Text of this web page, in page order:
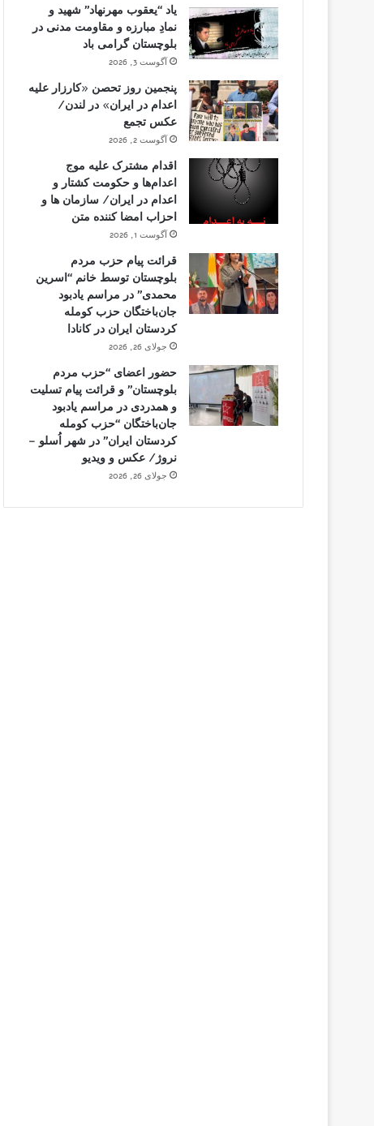
یاد “یعقوب مهرنهاد” شهید و
نمادِ مبارزه و مقاومت مدنی در
بلوچستان گرامی باد
آگوست 3, 2026
پنجمین روز تحصن «کارزار علیه
اعدام در ایران» در لندن/
عکس تجمع
آگوست 2, 2026
اقدام مشترک علیه موج
اعدام‌ها و حکومت کشتار و
اعدام در ایران/ سازمان ها و
احزاب امضا کننده متن
آگوست 1, 2026
قرائت پیام حزب مردم
بلوچستان توسط خانم “اسرین
محمدی” در مراسم یادبود
جان‌باختگان حزب کومله
کردستان ایران در کانادا
جولای 26, 2026
حضور اعضای “حزب مردم
بلوچستان” و قرائت پیام تسلیت
و همدردی در مراسم یادبود
جان‌باختگان “حزب کومله
کردستان ایران” در شهر اُسلو –
نروژ/ عکس و ویدیو
جولای 26, 2026